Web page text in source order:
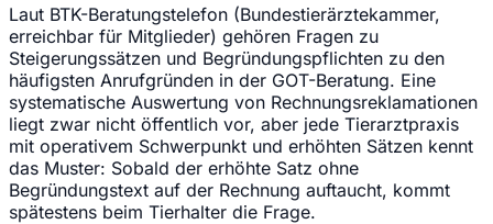
Laut BTK-Beratungstelefon (Bundestierärztekammer,
erreichbar für Mitglieder) gehören Fragen zu
Steigerungssätzen und Begründungspflichten zu den
häufigsten Anrufgründen in der GOT-Beratung. Eine
systematische Auswertung von Rechnungsreklamationen
liegt zwar nicht öffentlich vor, aber jede Tierarztpraxis
mit operativem Schwerpunkt und erhöhten Sätzen kennt
das Muster: Sobald der erhöhte Satz ohne
Begründungstext auf der Rechnung auftaucht, kommt
spätestens beim Tierhalter die Frage.